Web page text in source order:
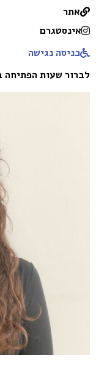
אתר
אינסטגרם
כניסה נגישה
לברור שעות הפתיחה